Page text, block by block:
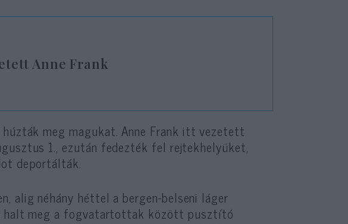
Anne Frank
meg magukat. Anne Frank itt vezetett
1., ezután fedezték fel rejtekhelyüket,
deportálták.
alig néhány héttel a bergen-belseni láger
halt meg a fogvatartottak között pusztító